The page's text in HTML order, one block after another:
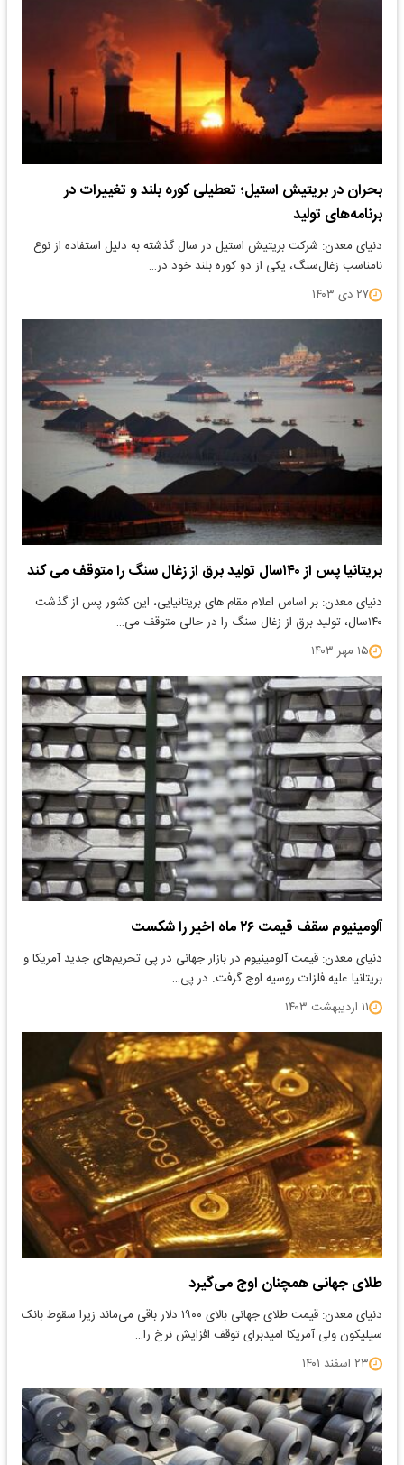
بحران در بریتیش استیل؛ تعطیلی کوره بلند و تغییرات در
برنامه‌های تولید
دنیای معدن: شرکت بریتیش استیل در سال گذشته به دلیل استفاده از نوع
نامناسب زغال‌سنگ، یکی از دو کوره بلند خود در…
۲۷ دی ۱۴۰۳
بریتانیا پس از ۱۴۰سال تولید برق از زغال سنگ را متوقف می کند
دنیای معدن: بر اساس اعلام مقام های بریتانیایی، این کشور پس از گذشت
۱۴۰سال، تولید برق از زغال سنگ را در حالی متوقف می…
۱۵ مهر ۱۴۰۳
آلومینیوم سقف قیمت ۲۶ ماه اخیر را شکست
دنیای معدن: قیمت آلومینیوم در بازار جهانی در پی تحریم‌‌‌های جدید آمریکا و
بریتانیا علیه فلزات روسیه اوج گرفت. در پی…
۱۱ اردیبهشت ۱۴۰۳
طلای جهانی همچنان اوج می‌گیرد
دنیای معدن: قیمت طلای جهانی بالای ۱۹۰۰ دلار باقی می‌ماند زیرا سقوط بانک
سیلیکون ولی آمریکا امیدبرای توقف افزایش نرخ را…
۲۳ اسفند ۱۴۰۱